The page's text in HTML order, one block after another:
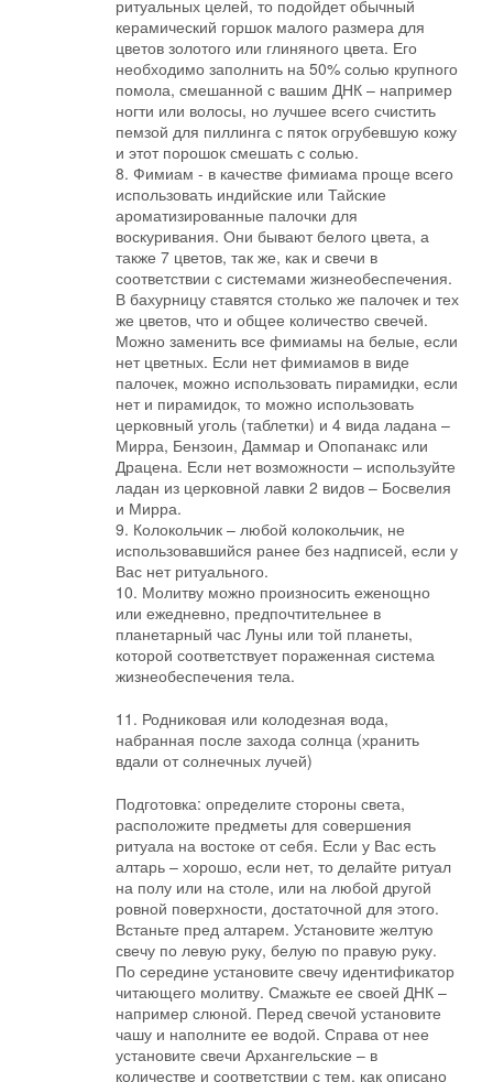
ритуальных целей, то подойдет обычный
керамический горшок малого размера для
цветов золотого или глиняного цвета. Его
необходимо заполнить на 50% солью крупного
помола, смешанной с вашим ДНК – например
ногти или волосы, но лучшее всего счистить
пемзой для пиллинга с пяток огрубевшую кожу
и этот порошок смешать с солью.
8. Фимиам - в качестве фимиама проще всего
использовать индийские или Тайские
ароматизированные палочки для
воскуривания. Они бывают белого цвета, а
также 7 цветов, так же, как и свечи в
соответствии с системами жизнеобеспечения.
В бахурницу ставятся столько же палочек и тех
же цветов, что и общее количество свечей.
Можно заменить все фимиамы на белые, если
нет цветных. Если нет фимиамов в виде
палочек, можно использовать пирамидки, если
нет и пирамидок, то можно использовать
церковный уголь (таблетки) и 4 вида ладана –
Мирра, Бензоин, Даммар и Опопанакс или
Драцена. Если нет возможности – используйте
ладан из церковной лавки 2 видов – Босвелия
и Мирра.
9. Колокольчик – любой колокольчик, не
использовавшийся ранее без надписей, если у
Вас нет ритуального.
10. Молитву можно произносить еженощно
или ежедневно, предпочтительнее в
планетарный час Луны или той планеты,
которой соответствует пораженная система
жизнеобеспечения тела.
11. Родниковая или колодезная вода,
набранная после захода солнца (хранить
вдали от солнечных лучей)
Подготовка: определите стороны света,
расположите предметы для совершения
ритуала на востоке от себя. Если у Вас есть
алтарь – хорошо, если нет, то делайте ритуал
на полу или на столе, или на любой другой
ровной поверхности, достаточной для этого.
Встаньте пред алтарем. Установите желтую
свечу по левую руку, белую по правую руку.
По середине установите свечу идентификатор
читающего молитву. Смажьте ее своей ДНК –
например слюной. Перед свечой установите
чашу и наполните ее водой. Справа от нее
установите свечи Архангельские – в
количестве и соответствии с тем, как описано